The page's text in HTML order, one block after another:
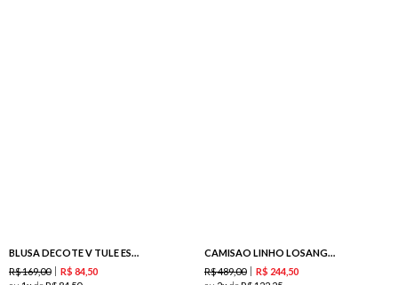
BLUSA DECOTE V TULE ESTAMPA ORLA LIMA
R$169,00 R$ 84 50
CAMISAO LINHO LOSANGOS TURQUESA
R$489,00 R$ 244 50